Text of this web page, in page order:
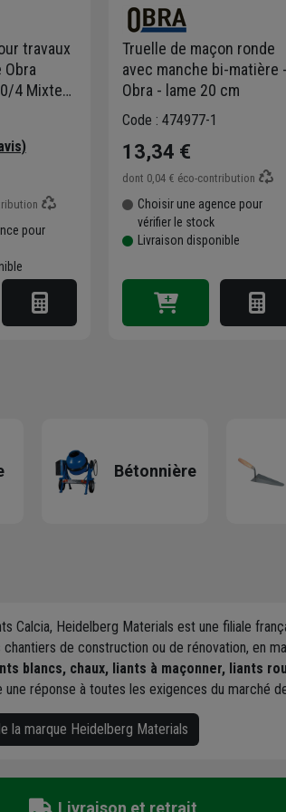
travaux
Obra
4 Mixte
pour
Truelle de maçon ronde
avec manche bi-matière -
Obra - lame 20 cm
Code : 474977-1
13,34 €
dont 0,04 € éco-contribution
Choisir une agence pour
vérifier le stock
Livraison disponible
Bétonnière
Calcia, Heidelberg Materials est une filiale
de construction ou de rénovation, en
blancs, chaux, liants à maçonner, liants
une réponse à toutes les exigences du marché
la marque Heidelberg Materials
Livraison et retrait